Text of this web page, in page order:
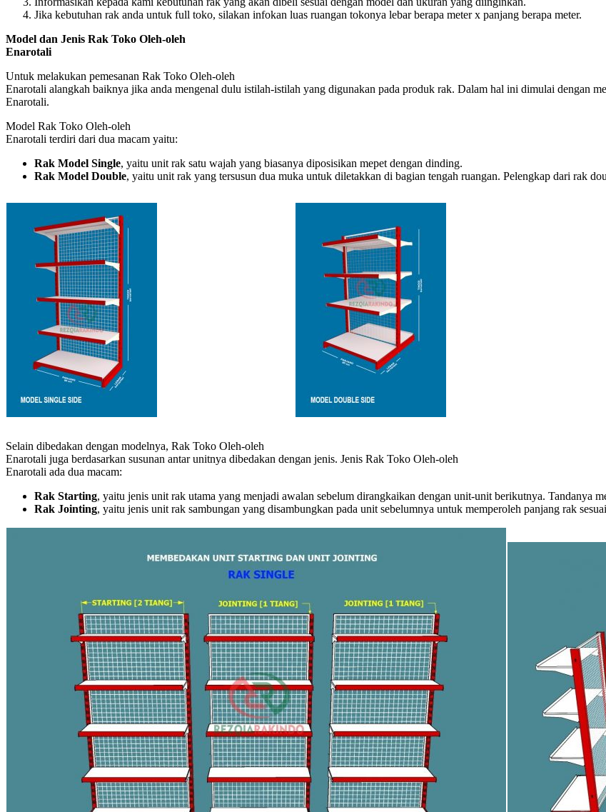
Jika kebutuhan rak anda untuk full toko, silakan infokan luas ruangan tokonya lebar berapa meter x panjang berapa meter.
Model dan Jenis Rak Toko Oleh-oleh
Enarotali
Untuk melakukan pemesanan Rak Toko Oleh-oleh
Enarotali alangkah baiknya jika anda mengenal dulu istilah-istilah yang digunakan pada produk rak. Dalam hal ini dimulai dengan
Enarotali.
Model Rak Toko Oleh-oleh
Enarotali terdiri dari dua macam yaitu:
Rak Model Single, yaitu unit rak satu wajah yang biasanya diposisikan mepet dengan dinding.
Rak Model Double, yaitu unit rak yang tersusun dua muka untuk diletakkan di bagian tengah ruangan. Pelengkap dari rak
Selain dibedakan dengan modelnya, Rak Toko Oleh-oleh
Enarotali juga berdasarkan susunan antar unitnya dibedakan dengan jenis. Jenis Rak Toko Oleh-oleh
Enarotali ada dua macam:
Rak Starting, yaitu jenis unit rak utama yang menjadi awalan sebelum dirangkaikan dengan unit-unit berikutnya. Tandanya
Rak Jointing, yaitu jenis unit rak sambungan yang disambungkan pada unit sebelumnya untuk memperoleh panjang rak